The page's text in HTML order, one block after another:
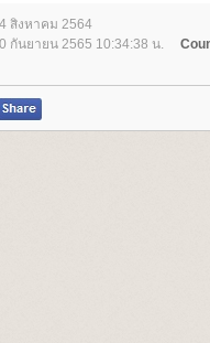
สิงหาคม 2564
กันยายน 2565 10:34:38 น.